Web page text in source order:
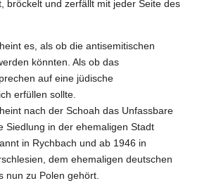
bröckelt und zerfällt mit jeder Seite des
es, als ob die antisemitischen
könnten. Als ob das
auf eine jüdische
erfüllen sollte.
nach der Schoah das Unfassbare
Siedlung in der ehemaligen Stadt
in Rychbach und ab 1946 in
dem ehemaligen deutschen
nun zu Polen gehört.